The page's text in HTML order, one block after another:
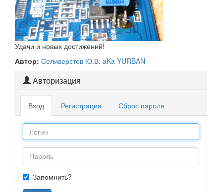
Удачи и новых достижений!
Автор: Селиверстов Ю.В. aKa YURBAN
Авторизация
Вход Регистрация Сброс пароля
Запомнить?